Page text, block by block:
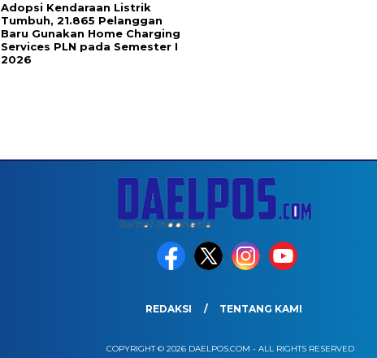
Adopsi Kendaraan Listrik
Tumbuh, 21.865 Pelanggan
Baru Gunakan Home Charging
Services PLN pada Semester I
2026
REDAKSI TENTANG KAMI
COPYRIGHT © 2026 DAELPOS.COM - ALL RIGHTS RESERVED